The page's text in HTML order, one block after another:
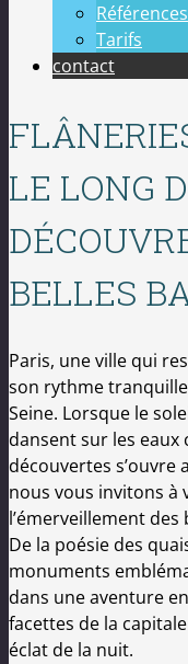
Références
Tarifs
contact
LE LONG
BELLES
Paris, une ville qui
son rythme
Seine. Lorsque le
dansent sur les eaux
découvertes s’ouvre
nous vous invitons à
l’émerveillement des
De la poésie des
monuments
dans une aventure
facettes de la
éclat de la nuit.